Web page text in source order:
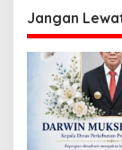
g
a
Jangan